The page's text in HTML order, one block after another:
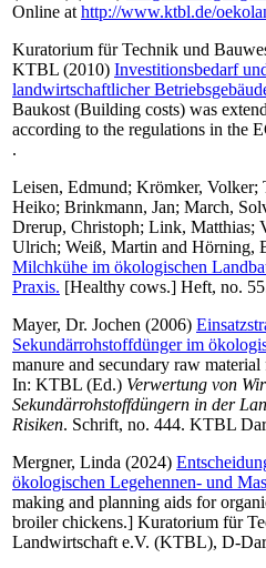
Online at http://www.ktbl.de/
Kuratorium für Technik und
KTBL (2010) Investitionsbedarf
landwirtschaftlicher
Baukost (Building costs) was
according to the regulations in the
.
Leisen, Edmund; Krömker, Volker;
Heiko; Brinkmann, Jan; March,
Drerup, Christoph; Link, Matthias;
Ulrich; Weiß, Martin and Hörning,
Milchkühe im ökologischen
Praxis. [Healthy cows.] Heft, no.
Mayer, Dr. Jochen (2006)
Sekundärrohstoffdünger im
manure and secundary raw
In: KTBL (Ed.) Verwertung von
Sekundärrohstoffdüngern in der
Risiken. Schrift, no. 444. KTBL
Mergner, Linda (2024)
ökologischen Legehennen- und
making and planning aids for
broiler chickens.] Kuratorium für
Landwirtschaft e.V. (KTBL), D-